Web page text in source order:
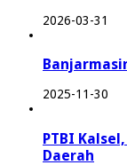
2026-03-31
2025-11-30
PTBI
Daerah